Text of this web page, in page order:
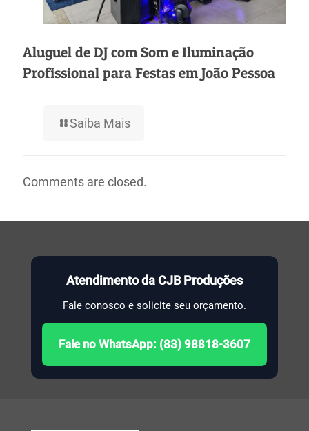
Aluguel de DJ com Som e Iluminação
Profissional para Festas em João Pessoa
Saiba Mais
Comments are closed.
Atendimento da CJB Produções
Fale conosco e solicite seu orçamento.
Fale no WhatsApp: (83) 98818-3607